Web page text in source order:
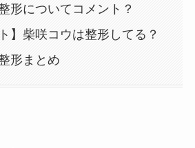
形についてコメント？
】柴咲コウは整形してる？
形まとめ